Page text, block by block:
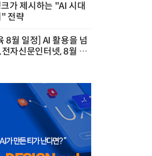
가 제시하는 "AI 시대
전략
8월 일정] AI 활용을 넘
자신문인터넷, 8월 실